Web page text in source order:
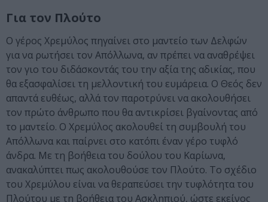
Για τον Πλούτο
Ο γέρος Χρεμύλος πηγαίνει στο μαντείο των Δελφών
για να ρωτήσει τον Απόλλωνα, αν πρέπει να αναθρέψει
τον γιο του διδάσκοντάς του την αξία της αδικίας, που
θα εξασφαλίσει τη μελλοντική του ευμάρεια. Ο Θεός δεν
απαντά ευθέως, αλλά τον παροτρύνει να ακολουθήσει
τον πρώτο άνθρωπο που θα αντικρίσει βγαίνοντας από
το μαντείο. Ο Χρεμύλος ακολουθεί τη συμβουλή του
Απόλλωνα και παίρνει στο κατόπι έναν γέρο τυφλό
άνδρα. Με τη βοήθεια του δούλου του Καρίωνα,
ανακαλύπτει πως ακολουθούσε τον Πλούτο. Το σχέδιο
του Χρεμύλου είναι να θεραπεύσει την τυφλότητα του
Πλούτου με τη βοήθεια του Ασκληπιού, ώστε εκείνος